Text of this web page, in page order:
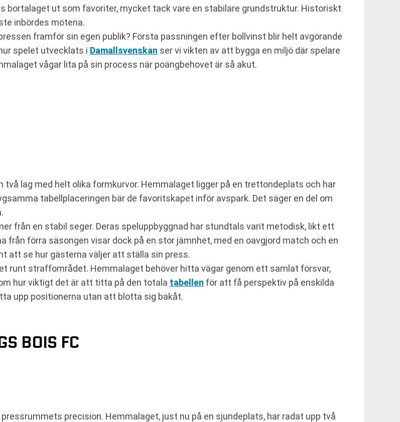
bortalaget ut som favoriter, mycket tack vare en stabilare grundstruktur. Historiskt
inbördes mötena.
framför sin egen publik? Första passningen efter bollvinst blir helt avgörande
spelet utvecklats i Damallsvenskan ser vi vikten av att bygga en miljö där spelare
vågar lita på sin process när poängbehovet är så akut.
två lag med helt olika formkurvor. Hemmalaget ligger på en trettondeplats och har
tabellplaceringen bär de favoritskapet inför avspark. Det säger en del om
från en stabil seger. Deras speluppbyggnad har stundtals varit metodisk, likt ett
från förra säsongen visar dock på en stor jämnhet, med en oavgjord match och en
att se hur gästerna väljer att ställa sin press.
runt straffområdet. Hemmalaget behöver hitta vägar genom ett samlat försvar,
hur viktigt det är att titta på den totala tabellen för att få perspektiv på enskilda
upp positionerna utan att blotta sig bakåt.
BOIS FC
precision. Hemmalaget, just nu på en sjundeplats, har radat upp två